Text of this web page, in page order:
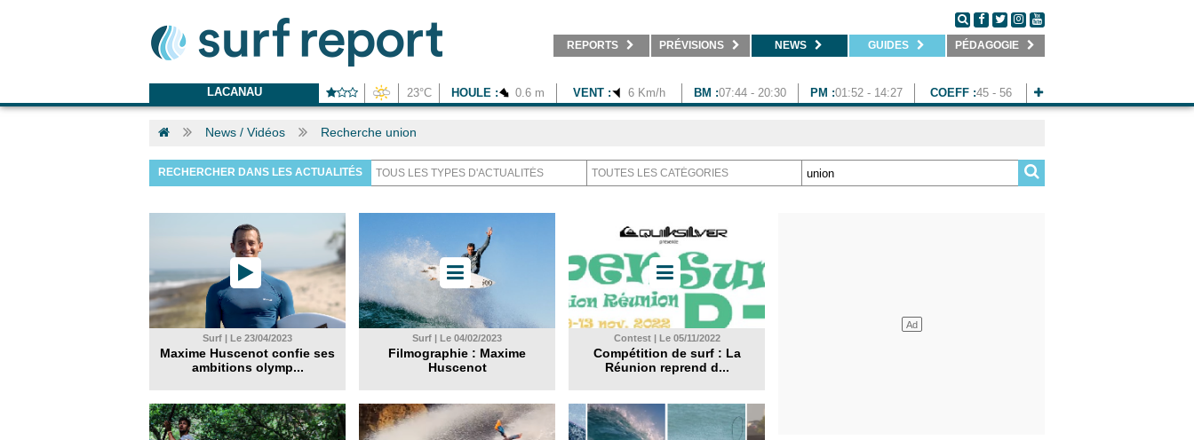
REPORTS PRÉVISIONS NEWS GUIDES PÉDAGOGIE
LACANAU 23°C HOULE : 0.6 m VENT : 6 Km/h BM :07:44 - 20:30 PM :01:52 - 14:27 COEFF :45 - 56
News / Vidéos Recherche union
RECHERCHER DANS LES ACTUALITÉS
Surf | Le 23/04/2023
Maxime Huscenot confie ses
ambitions olymp...
Surf | Le 04/02/2023
Filmographie : Maxime
Huscenot
Contest | Le 05/11/2022
Compétition de surf : La
Réunion reprend d...